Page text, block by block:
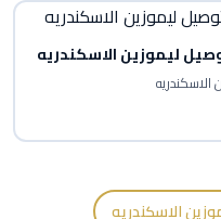
ليموزين الاسكندريه
الاسكندريه
الاسكندريه